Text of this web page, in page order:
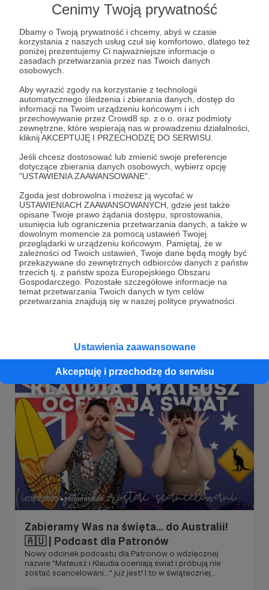
Cenimy Twoją prywatność
Dbamy o Twoją prywatność i chcemy, abyś w czasie
korzystania z naszych usług czuł się komfortowo, dlatego też
poniżej prezentujemy Ci najważniejsze informacje o
zasadach przetwarzania przez nas Twoich danych
osobowych.
Aby wyrazić zgody na korzystanie z technologii
automatycznego śledzenia i zbierania danych, dostęp do
informacji na Twoim urządzeniu końcowym i ich
przechowywanie przez Crowd8 sp. z o.o. oraz podmioty
zewnętrzne, które wspierają nas w prowadzeniu działalności,
kliknij AKCEPTUJĘ I PRZECHODZĘ DO SERWISU.
Jeśli chcesz dostosować lub zmienić swoje preferencje
dotyczące zbierania danych osobowych, wybierz opcję
"USTAWIENIA ZAAWANSOWANE".
Zgoda jest dobrowolna i możesz ją wycofać w
USTAWIENIACH ZAAWANSOWANYCH, gdzie jest także
opisane Twoje prawo żądania dostępu, sprostowania,
usunięcia lub ograniczenia przetwarzania danych, a także w
dowolnym momencie za pomocą ustawień Twojej
przeglądarki w urządzeniu końcowym. Pamiętaj, że w
zależności od Twoich ustawień, Twoje dane będą mogły być
przekazywane do zewnętrznych odbiorców danych z państw
trzecich tj. z państw spoza Europejskiego Obszaru
Gospodarczego. Pozostałe szczegółowe informacje na
temat przetwarzania Twoich danych w tym celów
przetwarzania znajdują się w naszej polityce prywatności.
Ustawienia zaawansowane
Akceptuję i przechodzę do serwisu
Już jest nowy odcinek podcastu dla Patronów o
wdzięcznej nazwie "Klaudia i Mateusz oceniają świat (i
pójdzie Korea Południowa!
podcast dodatkowy podcast
27.01.2026 ● Brak komentarzy
WIETNAMSKI odcinek dla Patronów już
śmiga 🇻🇳 | Klaudia i Mateusz oceniają
świat
Samo dobre bo z Wietnamu!
23.12.2025 ● Komentarze: 2
Zabieramy Was na święta... do Australii!
🇦🇺 | Podcast dla Patronów
Nowy odcinek podcastu dla Patronów o wdzięcznej
nazwie "Mateusz i Klaudia oceniają świat i próbują nie
zostać scancelowani..." już jest! I to w świątecznej